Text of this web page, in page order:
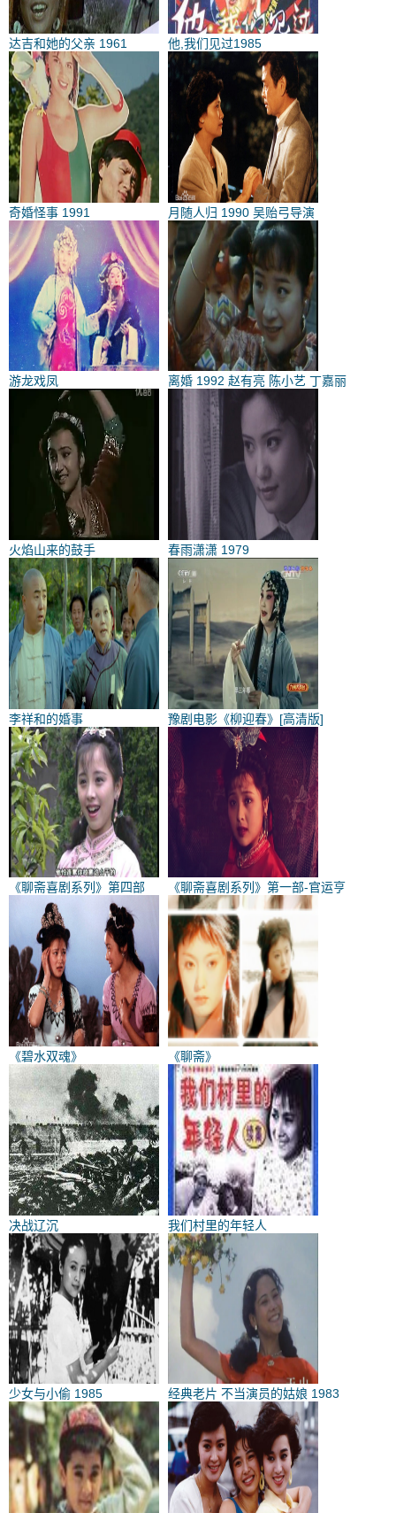
达吉和她的父亲 1961 他,我们见过1985
奇婚怪事 1991 月随人归 1990 吴贻弓导演
游龙戏凤 离婚 1992 赵有亮 陈小艺 丁嘉丽
火焰山来的鼓手 春雨潇潇 1979
李祥和的婚事 豫剧电影《柳迎春》[高清版]
《聊斋喜剧系列》第四部 《聊斋喜剧系列》第一部-官运亨
《碧水双魂》 《聊斋》
决战辽沉 我们村里的年轻人
少女与小偷 1985 经典老片 不当演员的姑娘 1983